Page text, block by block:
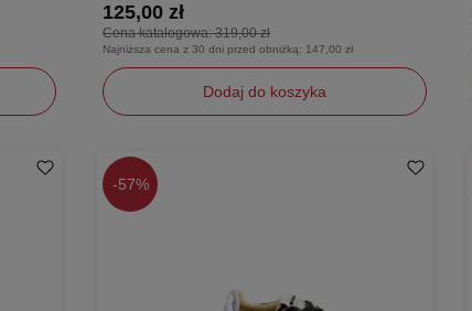
Cena katalogowa:319,00 zł
125,00 zł
Najniższa cena z 30 dni przed obniżką: 147,00 zł
Dodaj do koszyka
37
-57%